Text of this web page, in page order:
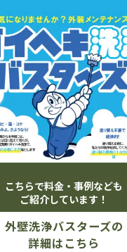
こちらで料金・事例なども
ご紹介しています！
外壁洗浄バスターズの
詳細はこちら